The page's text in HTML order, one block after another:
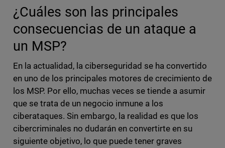
¿Cuáles son las principales
consecuencias de un ataque a
un MSP?
En la actualidad, la ciberseguridad se ha convertido
en uno de los principales motores de crecimiento de
los MSP. Por ello, muchas veces se tiende a asumir
que se trata de un negocio inmune a los
ciberataques. Sin embargo, la realidad es que los
cibercriminales no dudarán en convertirte en su
siguiente objetivo, lo que puede tener graves